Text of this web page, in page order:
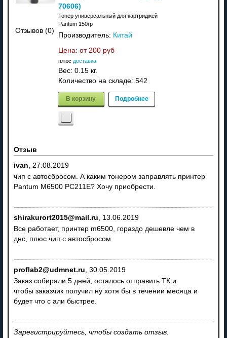
Отзывов (0)
70606)
Тонер универсальный для картриджей
Pantum 150гр
Производитель: Китай
Цена: от 200 руб
плюс доставка
Вес: 0.15 кг.
Количество на складе: 542
В корзину Подробнее
Отзыв
ivan
27.08.2019
чип с автосбросом. А каким тонером заправлять принтер
Pantum M6500 PC211E? Хочу приобрести.
shirakurort2015@mail.ru
13.06.2019
Все работает, принтер m6500, гораздо дешевле чем в
днс, плюс чип с автосбросом
proflab2@udmnet.ru 30.05.2019
Заказ собирали 5 дней, осталось отправить ТК и
чтобы заказчик получил ну хотя бы в течении месяца и
будет что с али быстрее.
Зарегистрируйтесь, чтобы создать отзыв.